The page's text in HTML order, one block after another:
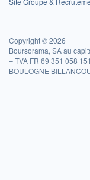
Copyright © 2026
Boursorama, SA au
– TVA FR 69 351 058
BOULOGNE